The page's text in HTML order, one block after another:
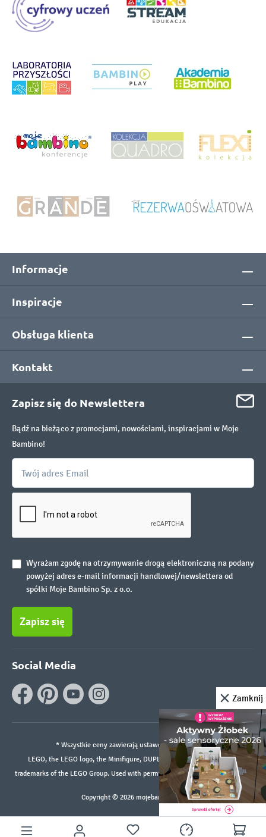
Informacje
Inspiracje
Obsługa klienta
Kontakt
Zapisz się do Newslettera
Bądź na bieżąco z promocjami, nowościami, inspiracjami w Moje
Bambino!
Wyrażam zgodę na otrzymywanie drogą elektroniczną na podany
powyżej adres e-mail informacji handlowej/newslettera od
spółki Moje Bambino Sp. z o.o.
Zapisz się
Social Media
* Wszystkie ceny zawierają ustawowy podatek VAT.
LEGO, the LEGO logo, the Minifigure, DUPLO, and the SPIKE logo are
trademarks of the LEGO Group. Used with permission. ©2026 The LEGO Group
Copyright © 2026 mojebambino.pl
Zamknij